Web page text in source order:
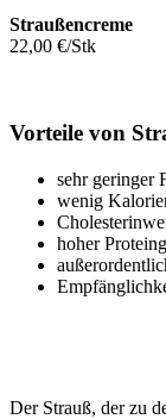
Straußencreme
22,00 €/Stk
Vorteile von
sehr geringer
wenig
hoher
Der Strauß, der zu